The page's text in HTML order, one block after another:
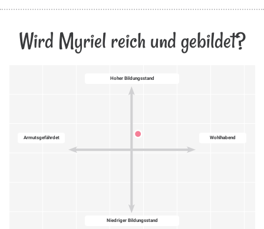
Wird Myriel reich und gebildet?
Hoher Bildungsstand
Wohlhabend
Niedriger Bildungsstand
Armutsgefährdet